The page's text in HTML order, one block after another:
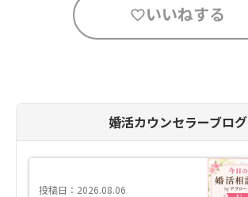
いいねする
婚活カウンセラーブログ
投稿日：2026.08.06